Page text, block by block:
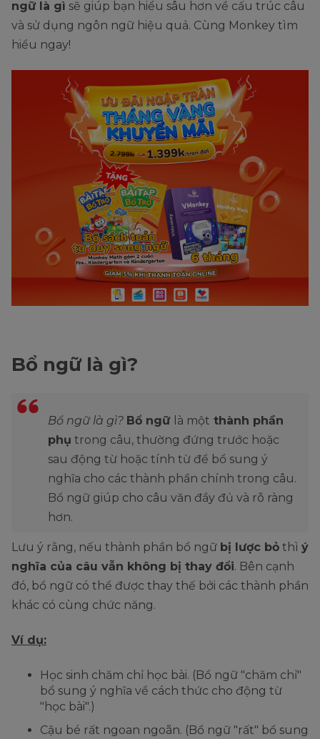
ngữ là gì sẽ giúp bạn hiểu sâu hơn về cấu trúc câu
và sử dụng ngôn ngữ hiệu quả. Cùng Monkey tìm
hiểu ngay!
Bổ ngữ là gì?
Bổ ngữ là gì? Bổ ngữ là một thành phần
phụ trong câu, thường đứng trước hoặc
sau động từ hoặc tính từ để bổ sung ý
nghĩa cho các thành phần chính trong câu.
Bổ ngữ giúp cho câu văn đầy đủ và rõ ràng
hơn.
Lưu ý rằng, nếu thành phần bổ ngữ bị lược bỏ thì ý
nghĩa của câu vẫn không bị thay đổi. Bên cạnh
đó, bổ ngữ có thể được thay thế bởi các thành phần
khác có cùng chức năng.
Ví dụ:
Học sinh chăm chỉ học bài. (Bổ ngữ "chăm chỉ"
bổ sung ý nghĩa về cách thức cho động từ
"học bài".)
Cậu bé rất ngoan ngoãn. (Bổ ngữ "rất" bổ sung